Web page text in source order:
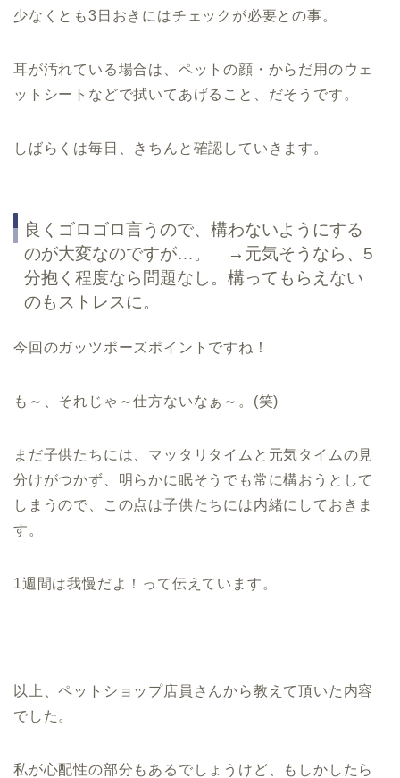
少なくとも3日おきにはチェックが必要との事。
耳が汚れている場合は、ペットの顔・からだ用のウェ
ットシートなどで拭いてあげること、だそうです。
しばらくは毎日、きちんと確認していきます。
良くゴロゴロ言うので、構わないようにする
のが大変なのですが…。 →元気そうなら、5
分抱く程度なら問題なし。構ってもらえない
のもストレスに。
今回のガッツポーズポイントですね！
も～、それじゃ～仕方ないなぁ～。(笑)
まだ子供たちには、マッタリタイムと元気タイムの見
分けがつかず、明らかに眠そうでも常に構おうとして
しまうので、この点は子供たちには内緒にしておきま
す。
1週間は我慢だよ！って伝えています。
以上、ペットショップ店員さんから教えて頂いた内容
でした。
私が心配性の部分もあるでしょうけど、もしかしたら